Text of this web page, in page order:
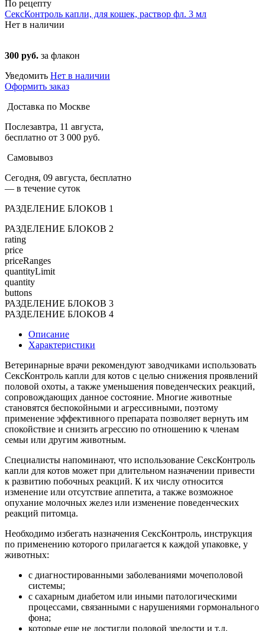
По рецепту
СексКонтроль капли, для кошек, раствор фл. 3 мл
Нет в наличии
300 руб. за флакон
Уведомить Нет в наличии
Оформить заказ
Доставка по Москве
Послезавтра, 11 августа,
бесплатно от 3 000 руб.
Самовывоз
Сегодня, 09 августа, бесплатно
— в течение суток
РАЗДЕЛЕНИЕ БЛОКОВ 1
РАЗДЕЛЕНИЕ БЛОКОВ 2
rating
price
priceRanges
quantityLimit
quantity
buttons
РАЗДЕЛЕНИЕ БЛОКОВ 3
РАЗДЕЛЕНИЕ БЛОКОВ 4
Описание
Характеристики
Ветеринарные врачи рекомендуют заводчиками использовать
СексКонтроль капли для котов с целью снижения проявлений
половой охоты, а также уменьшения поведенческих реакций,
сопровождающих данное состояние. Многие животные
становятся беспокойными и агрессивными, поэтому
применение эффективного препарата позволяет вернуть им
спокойствие и снизить агрессию по отношению к членам
семьи или другим животным.
Специалисты напоминают, что использование СексКонтроль
капли для котов может при длительном назначении привести
к развитию побочных реакций. К их числу относится
изменение или отсутствие аппетита, а также возможное
опухание молочных желез или изменение поведенческих
реакций питомца.
Необходимо избегать назначения СексКонтроль, инструкция
по применению которого прилагается к каждой упаковке, у
животных:
с диагностированными заболеваниями мочеполовой
системы;
с сахарным диабетом или иными патологическими
процессами, связанными с нарушениями гормонального
фона;
которые еще не достигли половой зрелости и т.д.